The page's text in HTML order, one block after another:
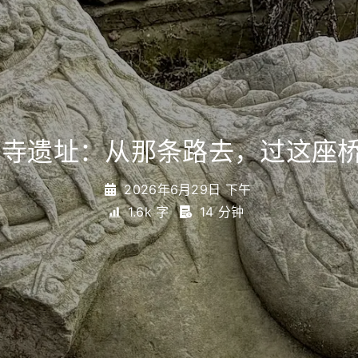
遗址：从那条路去，过这座
2026年6月29日 下午
1.6k 字
14 分钟